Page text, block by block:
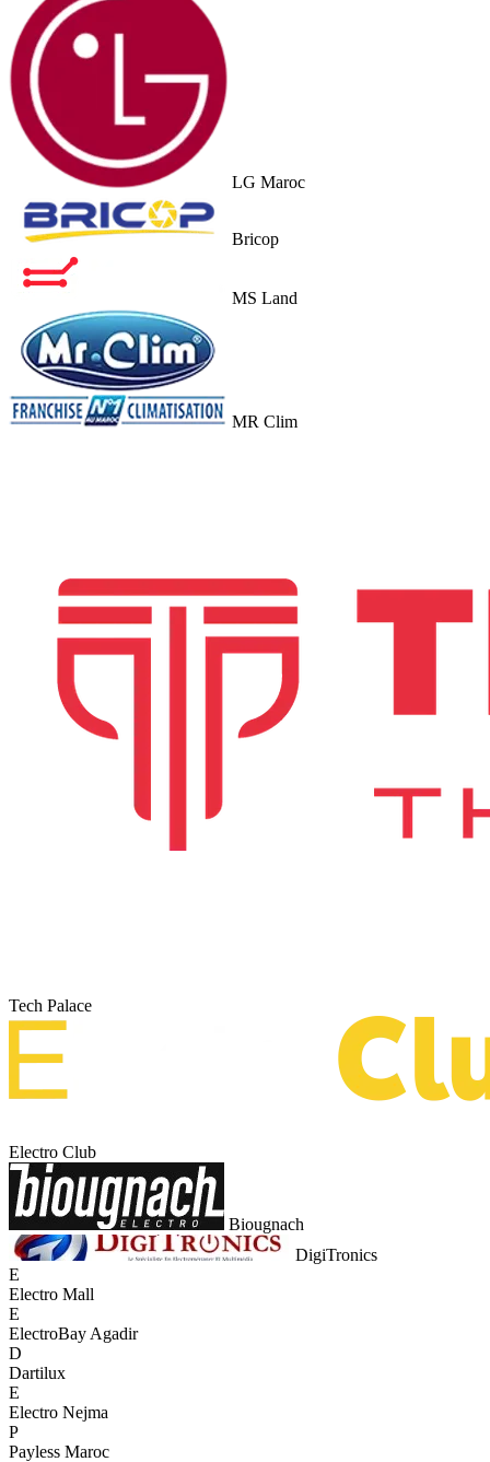
LG Maroc
Bricop
MS Land
MR Clim
Tech Palace
Electro Club
Biougnach
DigiTronics
E
Electro Mall
E
ElectroBay Agadir
D
Dartilux
E
Electro Nejma
P
Payless Maroc